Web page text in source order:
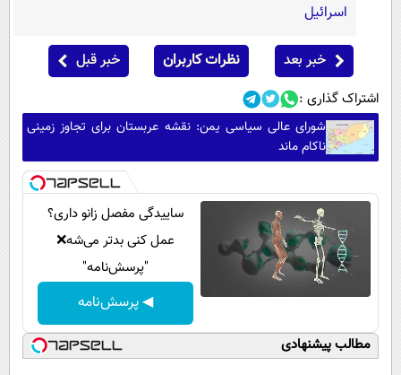
اسرائیل
خبر بعد نظرات کاربران خبر قبل
اشتراک گذاری :
شورای عالی سیاسی یمن: نقشه عربستان برای تجاوز زمینی
ناکام ماند
ساییدگی مفصل زانو داری؟
عمل کنی بدتر می‌شه❌
"پرسش‌نامه"
◀ پرسش‌نامه
مطالب پیشنهادی